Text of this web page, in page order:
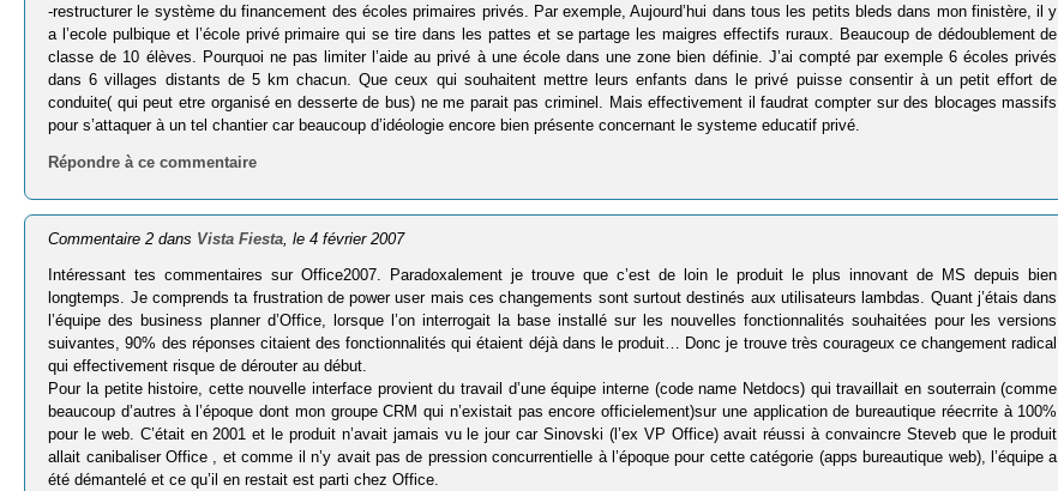
-restructurer le système du financement des écoles primaires privés. Par exemple, Aujourd’hui dans tous les petits bleds dans mon finistère, il y
a l’ecole pulbique et l’école privé primaire qui se tire dans les pattes et se partage les maigres effectifs ruraux. Beaucoup de dédoublement de
classe de 10 élèves. Pourquoi ne pas limiter l’aide au privé à une école dans une zone bien définie. J’ai compté par exemple 6 écoles privés
dans 6 villages distants de 5 km chacun. Que ceux qui souhaitent mettre leurs enfants dans le privé puisse consentir à un petit effort de
conduite( qui peut etre organisé en desserte de bus) ne me parait pas criminel. Mais effectivement il faudrat compter sur des blocages massifs
pour s’attaquer à un tel chantier car beaucoup d’idéologie encore bien présente concernant le systeme educatif privé.
Répondre à ce commentaire
Commentaire 2 dans Vista Fiesta, le 4 février 2007
Intéressant tes commentaires sur Office2007. Paradoxalement je trouve que c’est de loin le produit le plus innovant de MS depuis bien
longtemps. Je comprends ta frustration de power user mais ces changements sont surtout destinés aux utilisateurs lambdas. Quant j’étais dans
l’équipe des business planner d’Office, lorsque l’on interrogait la base installé sur les nouvelles fonctionnalités souhaitées pour les versions
suivantes, 90% des réponses citaient des fonctionnalités qui étaient déjà dans le produit… Donc je trouve très courageux ce changement radical
qui effectivement risque de dérouter au début.
Pour la petite histoire, cette nouvelle interface provient du travail d’une équipe interne (code name Netdocs) qui travaillait en souterrain (comme
beaucoup d’autres à l’époque dont mon groupe CRM qui n’existait pas encore officielement)sur une application de bureautique réecrrite à 100%
pour le web. C’était en 2001 et le produit n’avait jamais vu le jour car Sinovski (l’ex VP Office) avait réussi à convaincre Steveb que le produit
allait canibaliser Office , et comme il n’y avait pas de pression concurrentielle à l’époque pour cette catégorie (apps bureautique web), l’équipe a
été démantelé et ce qu’il en restait est parti chez Office.